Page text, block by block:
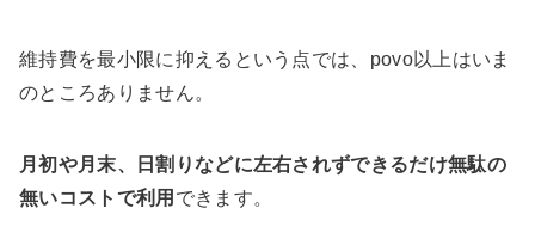
維持費を最小限に抑えるという点では、povo以上はいま
のところありません。
月初や月末、日割りなどに左右されずできるだけ無駄の
無いコストで利用 できます。